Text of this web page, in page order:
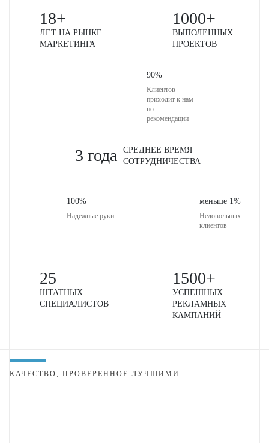
18+
ЛЕТ НА РЫНКЕ
МАРКЕТИНГА
1000+
ВЫПОЛЕННЫХ
ПРОЕКТОВ
90%
Клиентов
приходит к нам
по
рекомендации
3 года
СРЕДНЕЕ ВРЕМЯ
СОТРУДНИЧЕСТВА
100%
Надежные руки
25
ШТАТНЫХ
СПЕЦИАЛИСТОВ
меньше 1%
Недовольных
клиентов
1500+
УСПЕШНЫХ
РЕКЛАМНЫХ
КАМПАНИЙ
КАЧЕСТВО, ПРОВЕРЕННОЕ ЛУЧШИМИ